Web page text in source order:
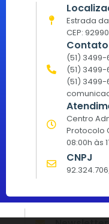
Estrada
CEP:
Contato
(51) 3499-
(51) 3499-
(51)
Centro
Protocolo
08:00h às
CNPJ